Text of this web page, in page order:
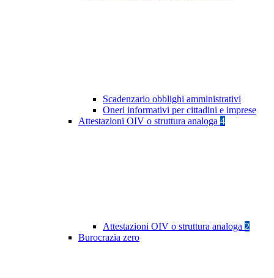
Scadenzario obblighi amministrativi
Oneri informativi per cittadini e imprese
Attestazioni OIV o struttura analoga 4
Attestazioni OIV o struttura analoga 2
Burocrazia zero